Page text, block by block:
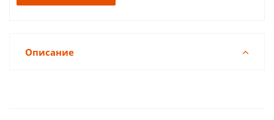
Описание